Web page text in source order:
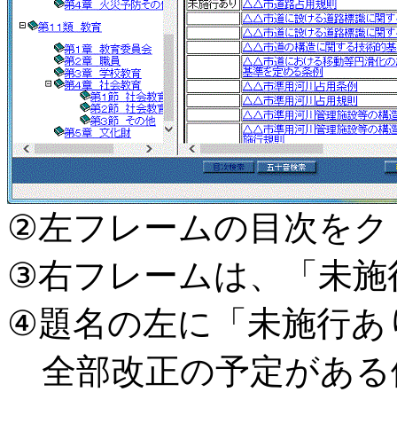
②左フレームの目次を
③右フレームは、「未施
④題名の左に「未施行あ
全部改正の予定がある